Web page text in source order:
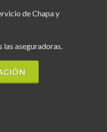
de Chapa y
las aseguradoras.